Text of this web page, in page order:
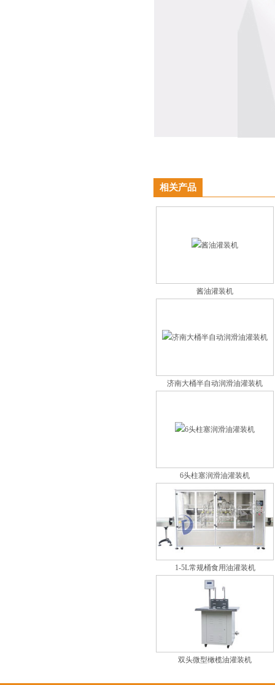
相关产品
酱油灌装机
济南大桶半自动润滑油灌装机
6头柱塞润滑油灌装机
1-5L常规桶食用油灌装机
双头微型橄榄油灌装机